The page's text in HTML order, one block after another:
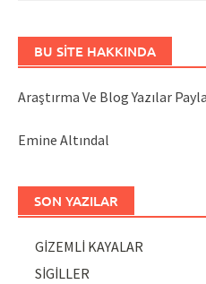
BU SITE HAKKINDA
Araştırma Ve Blog Yazılar
Emine Altındal
SON YAZILAR
GİZEMLİ KAYALAR
SİGİLLER